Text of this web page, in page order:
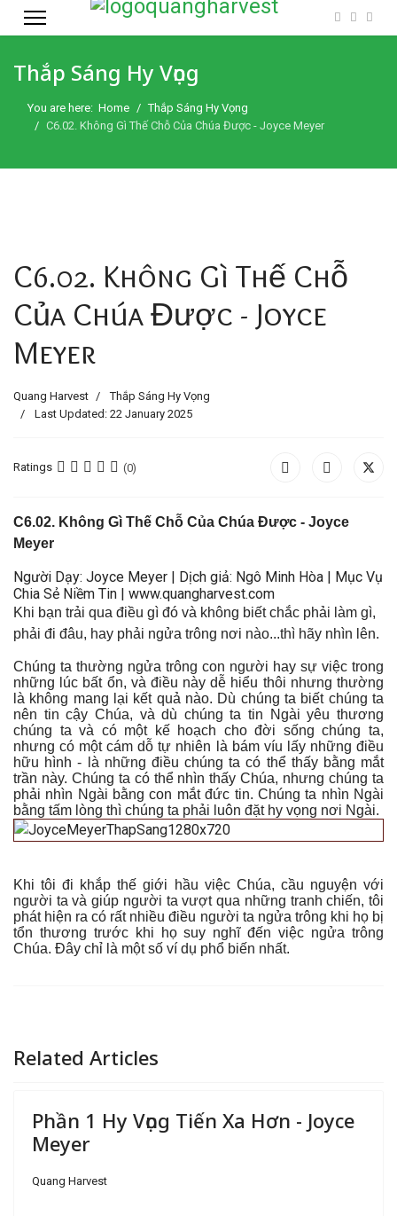
Thắp Sáng Hy Vọng
You are here: Home
Thắp Sáng Hy Vọng
C6.02. Không Gì Thế Chỗ Của Chúa Được - Joyce Meyer
C6.02. Không Gì Thế Chỗ
Của Chúa Được - Joyce
Meyer
Quang Harvest
Thắp Sáng Hy Vọng
Last Updated: 22 January 2025
Ratings (0)
C6.02. Không Gì Thế Chỗ Của Chúa Được - Joyce
Meyer
Người Dạy: Joyce Meyer | Dịch giả: Ngô Minh Hòa | Mục Vụ
Chia Sẻ Niềm Tin | www.quangharvest.com
Khi bạn trải qua điều gì đó và không biết chắc phải làm gì,
phải đi đâu, hay phải ngửa trông nơi nào...thì hãy nhìn lên.
Chúng ta thường ngửa trông con người hay sự việc trong
những lúc bất ổn, và điều này dễ hiểu thôi nhưng thường
là không mang lại kết quả nào. Dù chúng ta biết chúng ta
nên tin cậy Chúa, và dù chúng ta tin Ngài yêu thương
chúng ta và có một kế hoạch cho đời sống chúng ta,
nhưng có một cám dỗ tự nhiên là bám víu lấy những điều
hữu hình - là những điều chúng ta có thể thấy bằng mắt
trần này. Chúng ta có thể nhìn thấy Chúa, nhưng chúng ta
phải nhìn Ngài bằng con mắt đức tin. Chúng ta nhìn Ngài
bằng tấm lòng thì chúng ta phải luôn đặt hy vọng nơi Ngài.
Khi tôi đi khắp thế giới hầu việc Chúa, cầu nguyện với
người ta và giúp người ta vượt qua những tranh chiến, tôi
phát hiện ra có rất nhiều điều người ta ngửa trông khi họ bị
tổn thương trước khi họ suy nghĩ đến việc ngửa trông
Chúa. Đây chỉ là một số ví dụ phổ biến nhất.
Related Articles
Phần 1 Hy Vọng Tiến Xa Hơn - Joyce
Meyer
Quang Harvest